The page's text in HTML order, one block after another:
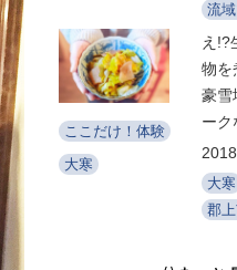
流
ここだけ！体験
大寒
え!?
物を
豪雪
ーク
大寒
郡